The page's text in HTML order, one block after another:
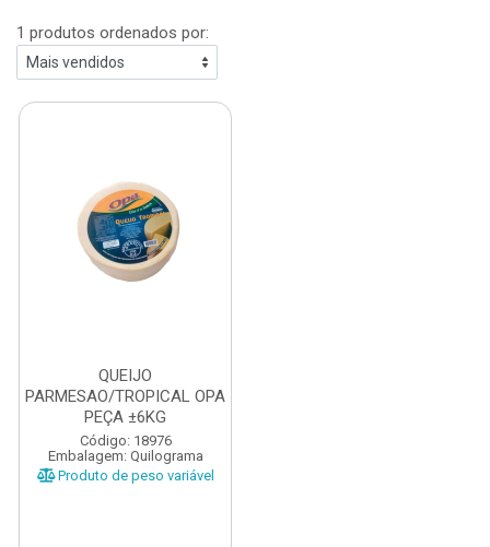
1 produtos ordenados por:
QUEIJO
PARMESAO/TROPICAL OPA
PEÇA ±6KG
Código: 18976
Embalagem: Quilograma
Produto de peso variável